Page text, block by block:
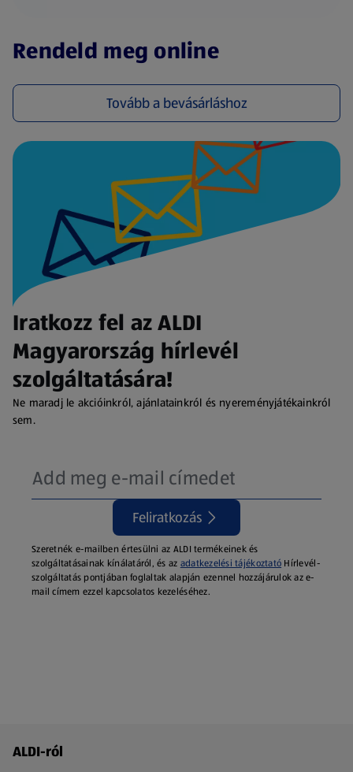
Rendeld meg online
Tovább a bevásárláshoz
(új oldalon nyílik meg)
Iratkozz fel az ALDI
Magyarország hírlevél
szolgáltatására!
Ne maradj le akcióinkról, ajánlatainkról és nyereményjátékainkról
sem.
Feliratkozás
Szeretnék e-mailben értesülni az ALDI termékeinek és
szolgáltatásainak kínálatáról, és az adatkezelési tájékoztató Hírlevél-
szolgáltatás pontjában foglaltak alapján ezennel hozzájárulok az e-
mail címem ezzel kapcsolatos kezeléséhez.
Láblécmenü - további linkek
ALDI-ról